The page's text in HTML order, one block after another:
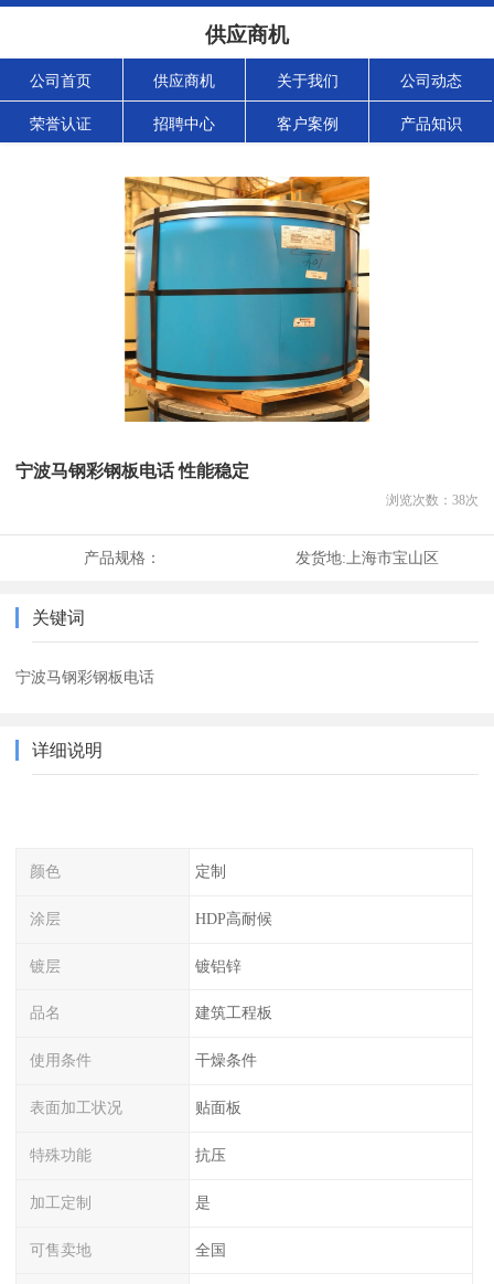
供应商机
公司首页 供应商机 关于我们 公司动态
荣誉认证 招聘中心 客户案例 产品知识
宁波马钢彩钢板电话 性能稳定
浏览次数： 38次
产品规格： 发货地: 上海市宝山区
关键词
宁波马钢彩钢板电话
详细说明
颜色 定制
涂层 HDP高耐候
镀层 镀铝锌
品名 建筑工程板
使用条件 干燥条件
表面加工状况 贴面板
特殊功能 抗压
加工定制 是
可售卖地 全国